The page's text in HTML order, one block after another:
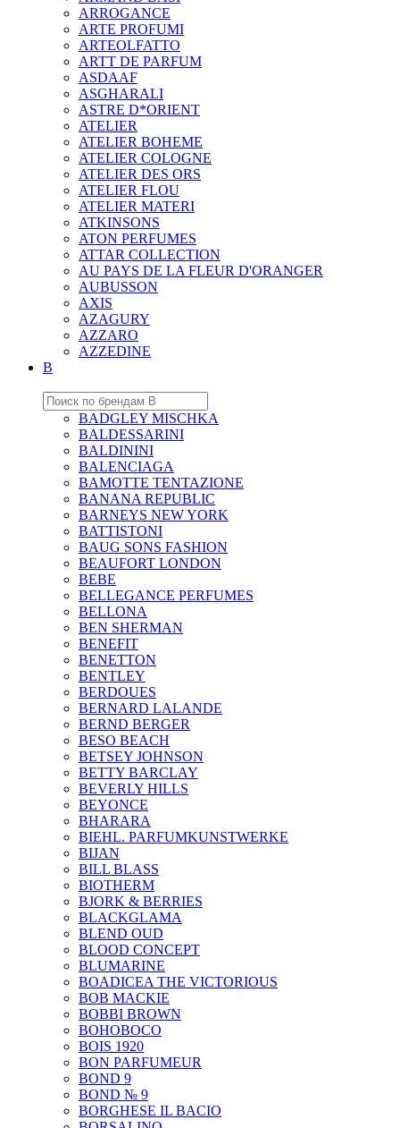
ARROGANCE
ARTE PROFUMI
ARTEOLFATTO
ARTT DE PARFUM
ASDAAF
ASGHARALI
ASTRE D*ORIENT
ATELIER
ATELIER BOHEME
ATELIER COLOGNE
ATELIER DES ORS
ATELIER FLOU
ATELIER MATERI
ATKINSONS
ATON PERFUMES
ATTAR COLLECTION
AU PAYS DE LA FLEUR D'ORANGER
AUBUSSON
AXIS
AZAGURY
AZZARO
AZZEDINE
B
BADGLEY MISCHKA
BALDESSARINI
BALDININI
BALENCIAGA
BAMOTTE TENTAZIONE
BANANA REPUBLIC
BARNEYS NEW YORK
BATTISTONI
BAUG SONS FASHION
BEAUFORT LONDON
BEBE
BELLEGANCE PERFUMES
BELLONA
BEN SHERMAN
BENEFIT
BENETTON
BENTLEY
BERDOUES
BERNARD LALANDE
BERND BERGER
BESO BEACH
BETSEY JOHNSON
BETTY BARCLAY
BEVERLY HILLS
BEYONCE
BHARARA
BIEHL. PARFUMKUNSTWERKE
BIJAN
BILL BLASS
BIOTHERM
BJORK & BERRIES
BLACKGLAMA
BLEND OUD
BLOOD CONCEPT
BLUMARINE
BOADICEA THE VICTORIOUS
BOB MACKIE
BOBBI BROWN
BOHOBOCO
BOIS 1920
BON PARFUMEUR
BOND 9
BOND № 9
BORGHESE IL BACIO